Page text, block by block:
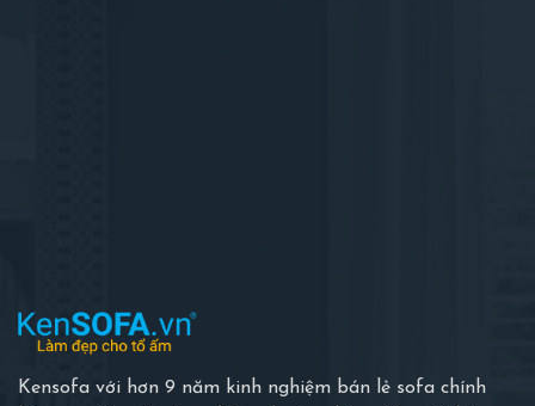
Kensofa với hơn 9 năm kinh nghiệm bán lẻ sofa chính